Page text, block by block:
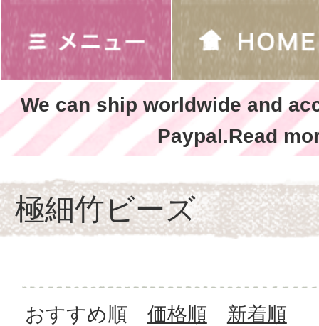
We can ship worldwide and
Paypal.Read
極細竹ビーズ
おすすめ順 価格順 新着順